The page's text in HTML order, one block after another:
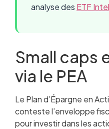
analyse des ETF
Small caps
via le PEA
Le Plan d’Épargne en
conteste l’enveloppe
pour investir dans les